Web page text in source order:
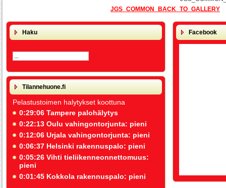
JGS_COMMON_BACK_TO_GALLERY
Haku
Tilannehuone.fi
Pelastustoimen halytykset koottuna
0:29:06 Tampere palohälytys
0:22:13 Oulu vahingontorjunta: pieni
0:12:06 Urjala vahingontorjunta: pieni
0:06:37 Helsinki rakennuspalo: pieni
0:05:26 Vihti tieliikenneonnettomuus:
pieni
0:01:45 Kokkola rakennuspalo: pieni
Facebook